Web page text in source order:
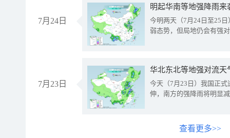
7月24日
明起华南等地强降雨
今明两天（7月24日至25
弱态势，但局地仍会有强
7月23日
华北东北等地强对流天
今天（7月23日）我国正
伸，南方的强降雨将明显
查看更多>>